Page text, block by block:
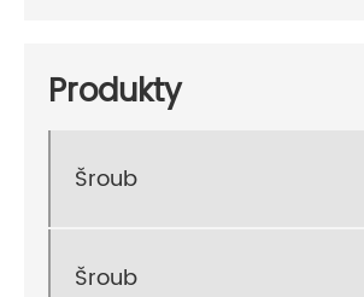
Produkty
Šroub
Šroub